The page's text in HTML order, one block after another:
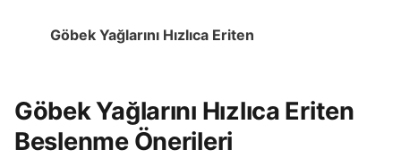
Göbek Yağlarını Hızlıca Eriten
Göbek Yağlarını Hızlıca Eriten
Beslenme Önerileri